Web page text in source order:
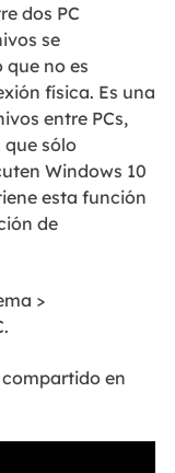
dos PC
se
no es
física. Es una
entre PCs,
sólo
Windows 10
esta función
de
>
en